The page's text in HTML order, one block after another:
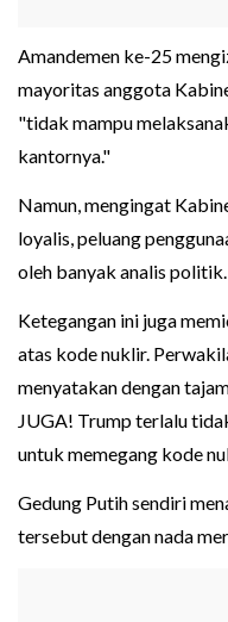
Amandemen ke-25
mayoritas anggota
"tidak mampu
kantornya."
Namun, mengingat
loyalis, peluang
oleh banyak analis politik.
Ketegangan ini juga
atas kode nuklir.
menyatakan dengan
JUGA! Trump terlalu
untuk memegang kode
Gedung Putih sendiri
tersebut dengan nada